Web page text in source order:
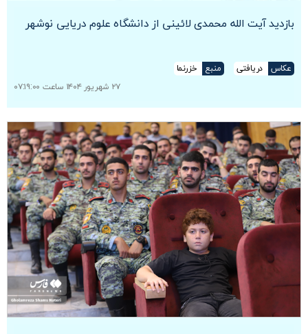
بازدید آیت الله محمدی لائینی از دانشگاه علوم دریایی نوشهر
عکاس دریافتی منبع
خزرنما
۲۷ شهریور ۱۴۰۴ ساعت ۰۷:۱۹:۰۰